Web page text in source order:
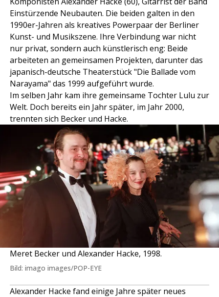
Einstürzende Neubauten. Die beiden galten in den
1990er-Jahren als kreatives Powerpaar der Berliner
Kunst- und Musikszene. Ihre Verbindung war nicht
nur privat, sondern auch künstlerisch eng: Beide
arbeiteten an gemeinsamen Projekten, darunter das
japanisch-deutsche Theaterstück "Die Ballade vom
Narayama" das 1999 aufgeführt wurde.
Im selben Jahr kam ihre gemeinsame Tochter Lulu zur
Welt. Doch bereits ein Jahr später, im Jahr 2000,
trennten sich Becker und Hacke.
Meret Becker und Alexander Hacke, 1998.
Bild: imago images/POP-EYE
Alexander Hacke fand einige Jahre später neues